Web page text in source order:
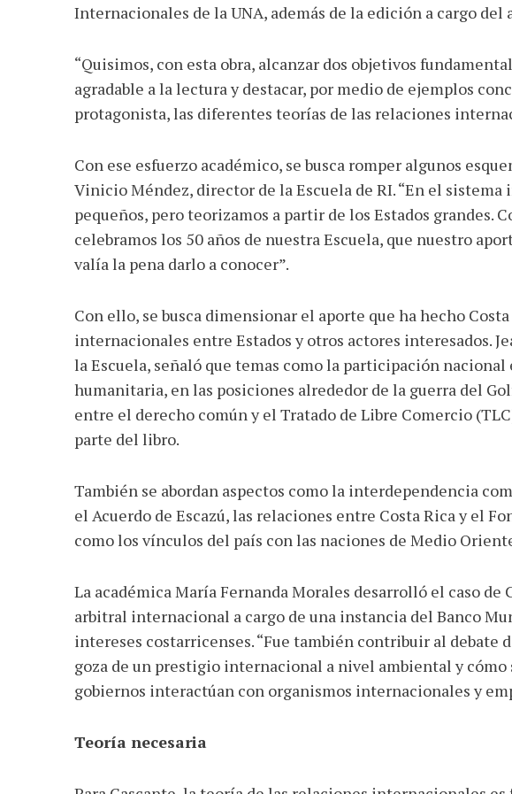
Internacionales de la UNA, además de la edición a cargo del
“Quisimos, con esta obra, alcanzar dos objetivos
agradable a la lectura y destacar, por medio de ejemplos
protagonista, las diferentes teorías de las relaciones
Con ese esfuerzo académico, se busca romper algunos
Vinicio Méndez, director de la Escuela de RI. “En el
pequeños, pero teorizamos a partir de los Estados grandes.
celebramos los 50 años de nuestra Escuela, que nuestro
valía la pena darlo a conocer”.
Con ello, se busca dimensionar el aporte que ha hecho
internacionales entre Estados y otros actores interesados.
la Escuela, señaló que temas como la participación nacional
humanitaria, en las posiciones alrededor de la guerra del
entre el derecho común y el Tratado de Libre Comercio
parte del libro.
También se abordan aspectos como la interdependencia
el Acuerdo de Escazú, las relaciones entre Costa Rica y el
como los vínculos del país con las naciones de Medio
La académica María Fernanda Morales desarrolló el caso de
arbitral internacional a cargo de una instancia del Banco
intereses costarricenses. “Fue también contribuir al debate
goza de un prestigio internacional a nivel ambiental y cómo
gobiernos interactúan con organismos internacionales y
Teoría necesaria